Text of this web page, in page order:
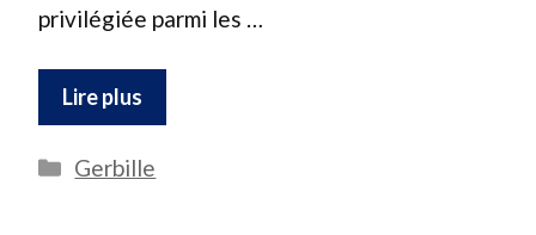
privilégiée parmi les …
Lire plus
Catégories
Gerbille